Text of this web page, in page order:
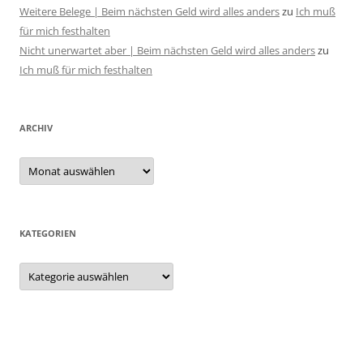
Weitere Belege | Beim nächsten Geld wird alles anderszu Ich muß
für mich festhalten
Nicht unerwartet aber | Beim nächsten Geld wird alles anderszu
Ich muß für mich festhalten
ARCHIV
Archiv
KATEGORIEN
Kategorien